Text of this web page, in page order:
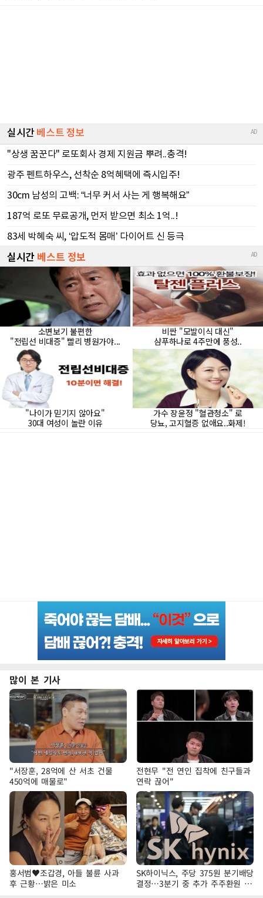
많이 본 기사
"서장훈, 28억에 산 서초 건물
450억에 매물로"
전현무 "전 연인 집착에 친구들과
연락 끊어"
홍서범♥조갑경, 아들 불륜 사과
후 근황…밝은 미소
SK하이닉스, 주당 375원 분기배당
결정…3분기 중 추가 주주환원 발
표